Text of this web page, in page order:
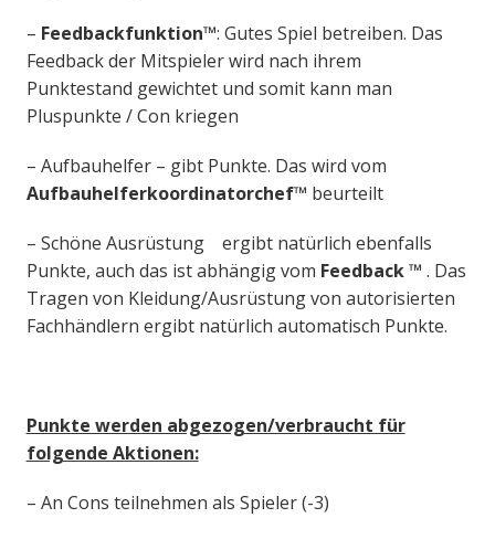
– Feedbackfunktion™: Gutes Spiel betreiben. Das
Feedback der Mitspieler wird nach ihrem
Punktestand gewichtet und somit kann man
Pluspunkte / Con kriegen
– Aufbauhelfer – gibt Punkte. Das wird vom
Aufbauhelferkoordinatorchef™ beurteilt
– Schöne Ausrüstung ergibt natürlich ebenfalls
Punkte, auch das ist abhängig vom Feedback ™ . Das
Tragen von Kleidung/Ausrüstung von autorisierten
Fachhändlern ergibt natürlich automatisch Punkte.
Punkte werden abgezogen/verbraucht für
folgende Aktionen:
– An Cons teilnehmen als Spieler (-3)